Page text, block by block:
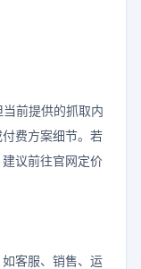
前提供的抓取内
费方案细节。若
议前往官网定价
客服、销售、运